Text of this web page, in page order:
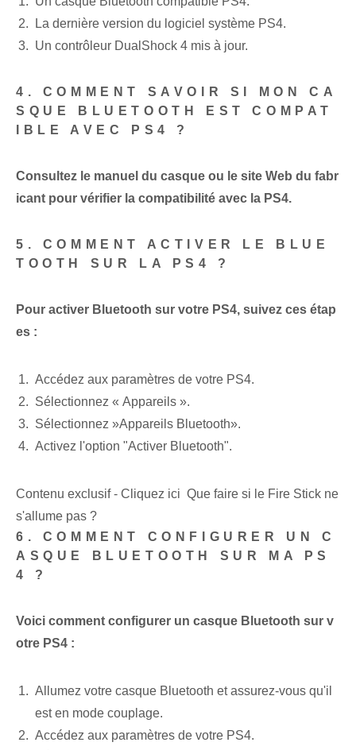
La dernière version du logiciel système PS4.
Un contrôleur DualShock⁤ 4 mis à jour.
4. COMMENT SAVOIR SI MON CA
SQUE BLUETOOTH EST COMPAT
IBLE AVEC PS4 ?
Consultez le manuel du casque ou le site Web du fabr
icant pour vérifier la compatibilité avec la PS4.
5. COMMENT ACTIVER LE BLUE
TOOTH SUR LA PS4 ?
Pour activer ⁣Bluetooth sur⁤ votre⁢ PS4⁢, suivez ces étap
es :
Accédez aux paramètres⁣ de votre PS4.
Sélectionnez⁢ « Appareils ».
Sélectionnez ​»Appareils Bluetooth».
Activez l'option "Activer Bluetooth".
Contenu exclusif - Cliquez ici Que faire si le Fire Stick ne
s'allume pas ?
6. COMMENT CONFIGURER UN C
ASQUE BLUETOOTH SUR MA PS
4 ?
Voici comment configurer un casque Bluetooth sur v
otre PS4 :
Allumez votre casque Bluetooth et assurez-vous qu'il
est en mode couplage.
Accédez aux paramètres de votre PS4.